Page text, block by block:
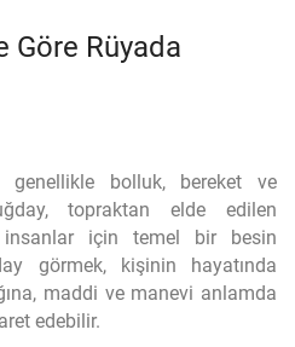
Göre Rüyada
genellikle bolluk, bereket ve
topraktan elde edilen
insanlar için temel bir besin
görmek, kişinin hayatında
maddi ve manevi anlamda
edebilir.